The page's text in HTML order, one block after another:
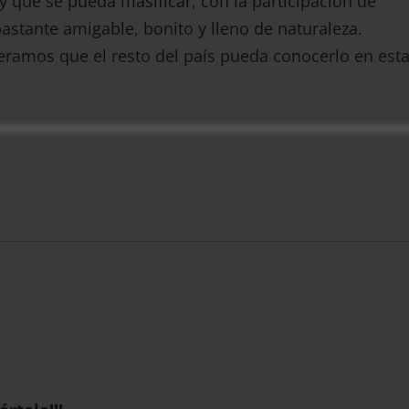
amigable, bonito y lleno de naturaleza.
que el resto del país pueda conocerlo en esta